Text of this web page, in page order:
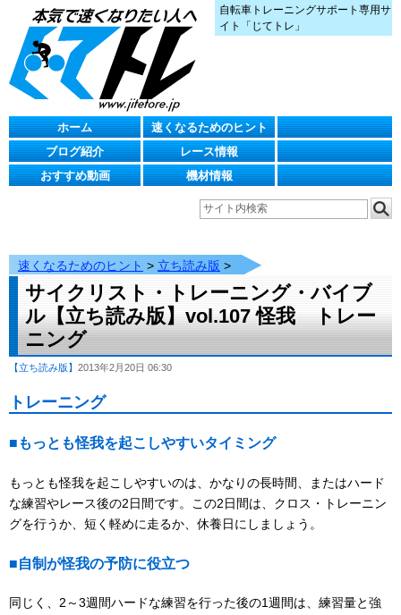
自転車トレーニングサポート専用サ
イト「じてトレ」
ホーム
速くなるためのヒント
ブログ紹介
レース情報
おすすめ動画
機材情報
速くなるためのヒント > 立ち読み版 >
サイクリスト・トレーニング・バイブ
ル【立ち読み版】vol.107 怪我 トレー
ニング
【立ち読み版】 2013年2月20日 06:30
トレーニング
■もっとも怪我を起こしやすいタイミング
もっとも怪我を起こしやすいのは、かなりの長時間、またはハード
な練習やレース後の2日間です。この2日間は、クロス・トレーニン
グを行うか、短く軽めに走るか、休養日にしましょう。
■自制が怪我の予防に役立つ
同じく、2～3週間ハードな練習を行った後の1週間は、練習量と強